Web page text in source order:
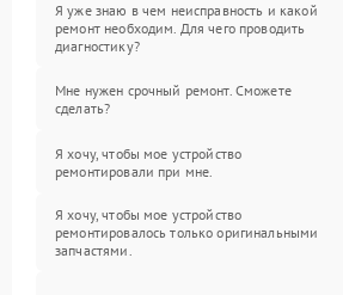
Я уже знаю в чем неисправность и какой
ремонт необходим. Для чего проводить
диагностику?
Мне нужен срочный ремонт. Сможете
сделать?
Я хочу, чтобы мое устройство
ремонтировали при мне.
Я хочу, чтобы мое устройство
ремонтировалось только оригинальными
запчастями.